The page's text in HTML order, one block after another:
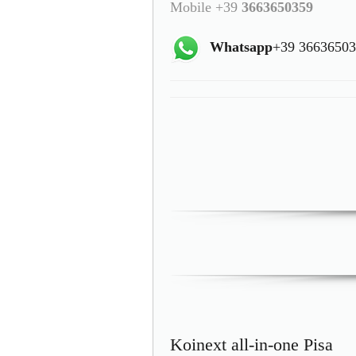
Mobile +39 3663650359
Whatsapp+39
Koinext all-in-one Pisa